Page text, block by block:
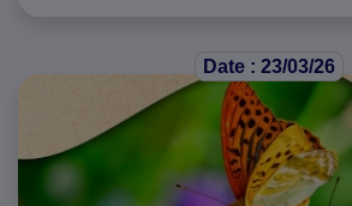
Date : 23/03/26